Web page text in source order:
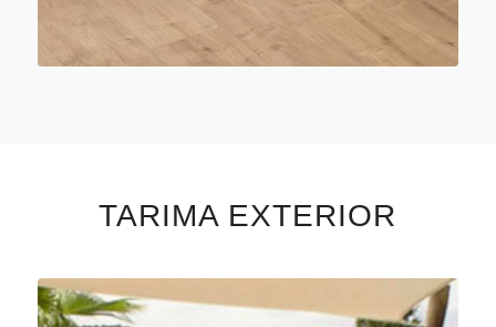
TARIMA EXTERIOR